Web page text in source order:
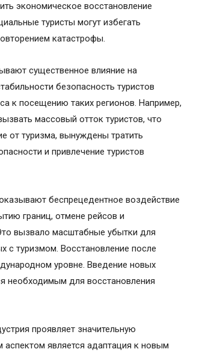
экономическое восстановление
туристы могут избегать
катастрофы.
существенное влияние на
безопасность туристов
к посещению таких регионов. Например,
массовый отток туристов, что
от туризма, вынуждены тратить
и привлечение туристов
беспрецедентное воздействие
границ, отмене рейсов и
вызвало масштабные убытки для
с туризмом. Восстановление после
уровне. Введение новых
необходимым для восстановления
проявляет значительную
является адаптация к новым